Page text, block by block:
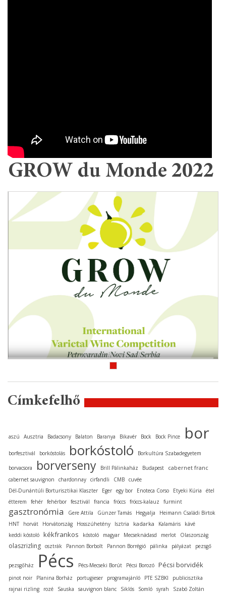
GROW du Monde 2022
Címkefelhő
aszú Ausztria Badacsony Balaton Baranya Bikavér Bock Bock Pince bor
borfesztivál borkóstolás borkóstoló Borkultúra Szabadegyetem
borvacsora borverseny Brill Pálinkaház Budapest cabernet franc
cabernet sauvignon chardonnay cirfandli CMB cuvée
Dél-Dunántúli Borturisztikai Klaszter
Eger egy bor Enoteca Corso Etyeki Kúria
étel
étterem
fehér fehérbor fesztivál francia fröccs fröccs-kalauz furmint
gasztronómia Gere Attila Günzer Tamás Hegyalja
Heimann Családi Birtok
HNT
horvát Horvátország Hosszúhetény Isztria kadarka Kalamáris
kávé
keddi kóstoló kékfrankos kóstoló magyar Mecseknádasd merlot Olaszország
olaszrizling osztrák Pannon Borbolt Pannon Borrégió pálinka pályázat pezsgő
pezsgőház Pécs Pécs-Mecseki Borút Pécsi Borozó Pécsi borvidék
pinot noir Planina Borház portugieser programajánló PTE SZBKI
publicisztika
rajnai rizling
rozé Sauska sauvignon blanc Siklós Somló syrah Szabó Zoltán